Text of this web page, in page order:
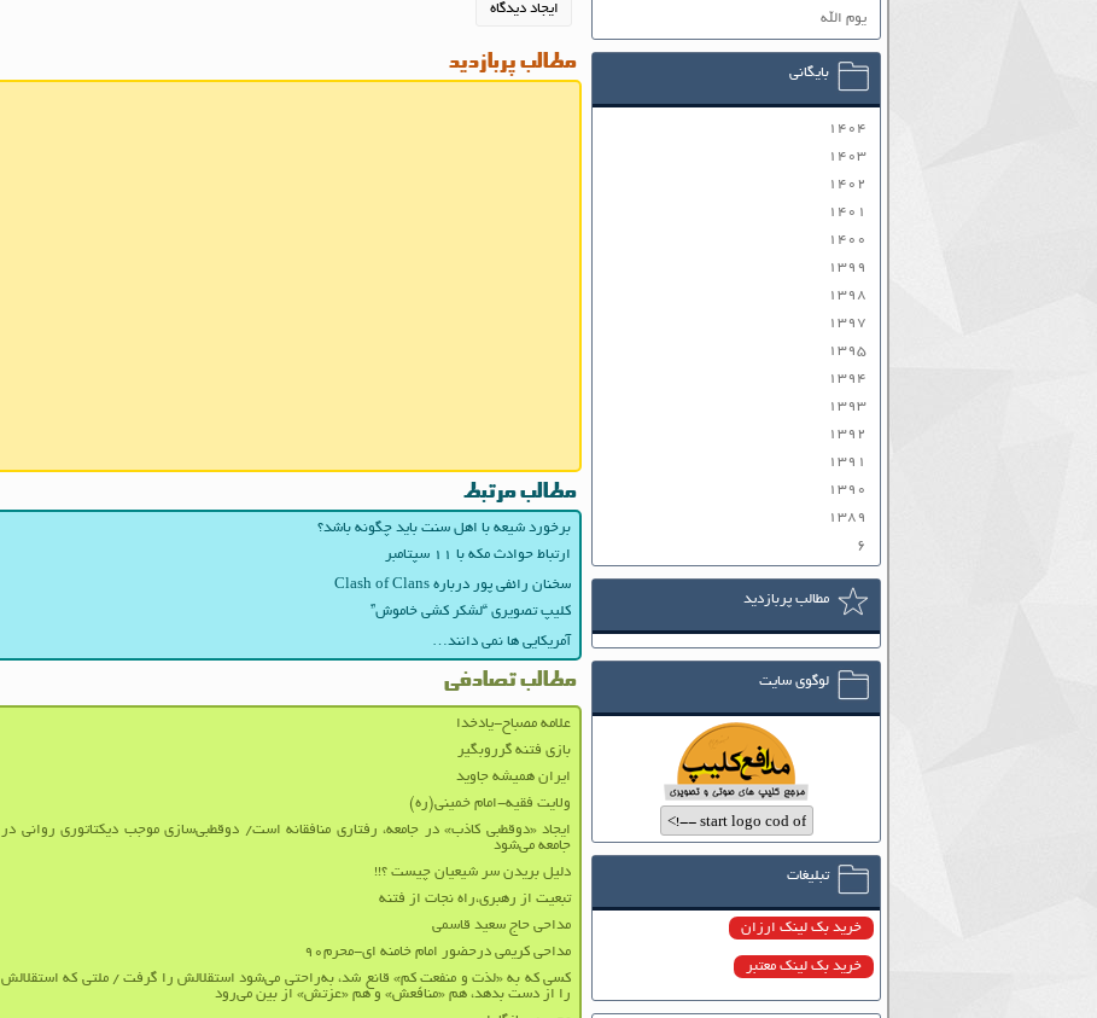
مطالب پربازدید
مطالب مرتبط
برخورد شیعه با اهل سنت باید چگونه باشد؟
ارتباط حوادث مکه با ۱۱ سپتامبر
سخنان رائفی پور درباره Clash of Clans
کلیپ تصویری “لشکر کشی خاموش”
آمریکایی ها نمی دانند…
مطالب تصادفی
علامه مصباح-یادخدا
بازی فتنه گرروبگیر
ایران همیشه جاوید
ولایت فقیه-امام خمینی(ره)
ایجاد «دوقطبی کاذب» در جامعه، رفتاری منافقانه است/ دوقطبی‌سازی موجب دیکتاتوری روانی در
جامعه می‌شود
دلیل بریدن سر شیعیان چیست ؟!!
تبعیت از رهبری،راه نجات از فتنه
مداحی حاج سعید قاسمی
مداحی کریمی درحضور امام خامنه ای-محرم۹۰
کسی که به «لذت و منفعتِ کم» قانع شد، به‌راحتی می‌شود استقلالش را گرفت / ملتی که استقلالش
را از دست بدهد، هم «منافعش» و هم «عزتش» از بین می‌رود
یوم الله
بایگانی
۱۴۰۴
۱۴۰۳
۱۴۰۲
۱۴۰۱
۱۴۰۰
۱۳۹۹
۱۳۹۸
۱۳۹۷
۱۳۹۵
۱۳۹۴
۱۳۹۳
۱۳۹۲
۱۳۹۱
۱۳۹۰
۱۳۸۹
۶
مطالب پربازدید
لوگوی سایت
تبلیغات
خرید بک لینک ارزان
خرید بک لینک معتبر